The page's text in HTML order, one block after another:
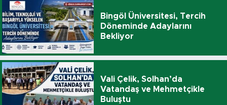
Bingöl Üniversitesi, Tercih
Döneminde Adaylarını
Bekliyor
Vali Çelik, Solhan’da
Vatandaş ve Mehmetçikle
Buluştu